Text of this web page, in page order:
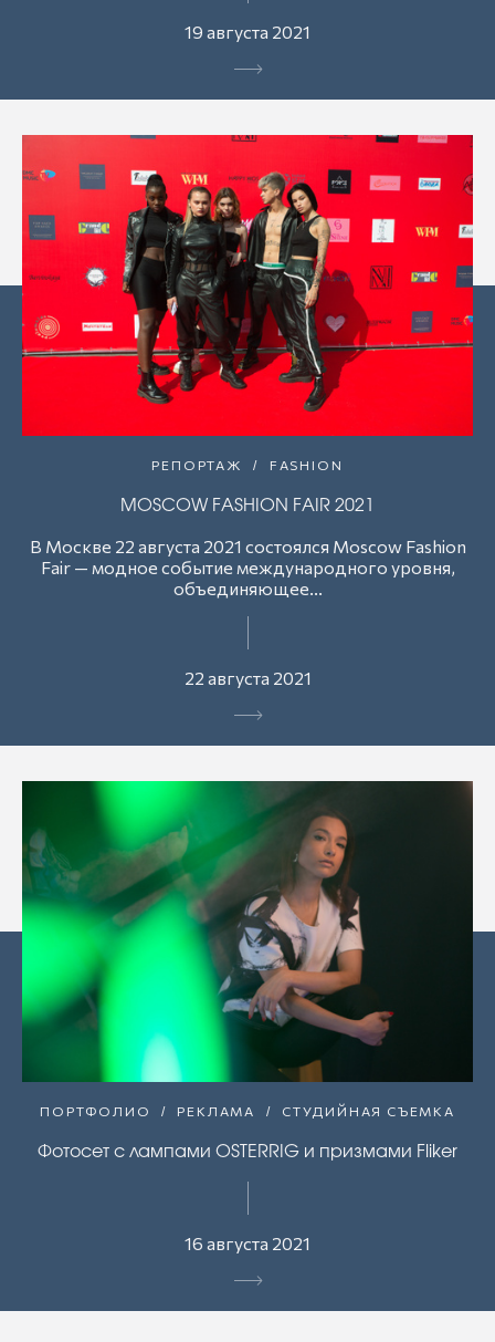
19 августа 2021
РЕПОРТАЖ FASHION
MOSCOW FASHION FAIR 2021
В Москве 22 августа 2021 состоялся Moscow Fashion
Fair — модное событие международного уровня,
объединяющее...
22 августа 2021
ПОРТФОЛИО РЕКЛАМА СТУДИЙНАЯ СЪЕМКА
Фотосет с лампами OSTERRIG и призмами Fliker
16 августа 2021